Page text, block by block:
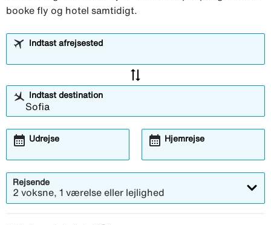
booke fly og hotel samtidigt.
Indtast afrejsested
sync_alt
Indtast destination
Udrejse
calendar_month Hjemrejse
calendar_month
Rejsende
2 voksne, 1 værelse eller lejlighed